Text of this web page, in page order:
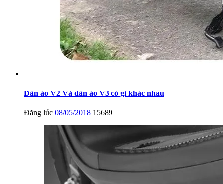
Dàn áo V2 Và dàn áo V3 có gì khác nhau
Đăng lúc 08/05/2018 15689